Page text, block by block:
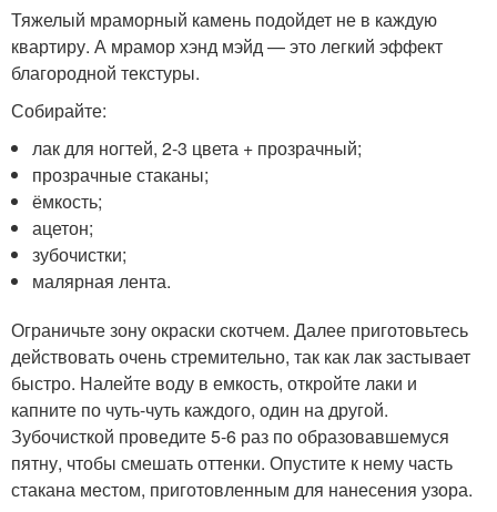
Тяжелый мраморный камень подойдет не в каждую
квартиру. А мрамор хэнд мэйд — это легкий эффект
благородной текстуры.
Собирайте:
лак для ногтей, 2-3 цвета + прозрачный;
прозрачные стаканы;
ёмкость;
ацетон;
зубочистки;
малярная лента.
Ограничьте зону окраски скотчем. Далее приготовьтесь
действовать очень стремительно, так как лак застывает
быстро. Налейте воду в емкость, откройте лаки и
капните по чуть-чуть каждого, один на другой.
Зубочисткой проведите 5-6 раз по образовавшемуся
пятну, чтобы смешать оттенки. Опустите к нему часть
стакана местом, приготовленным для нанесения узора.